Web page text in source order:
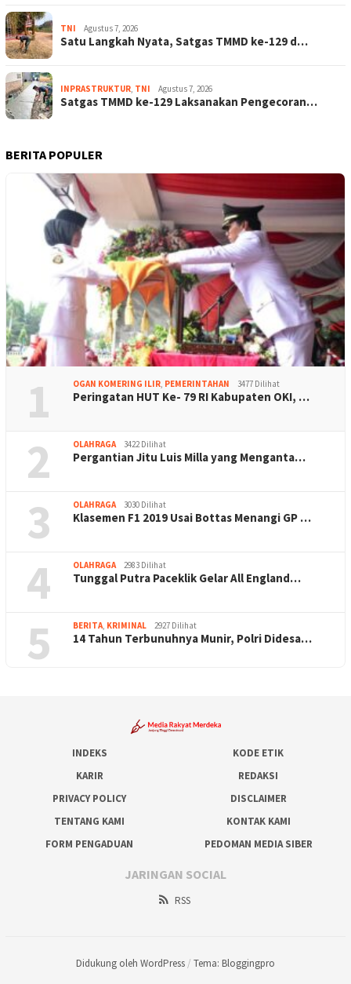
TNI Agustus 7, 2026
Satu Langkah Nyata, Satgas TMMD ke-129 d…
INPRASTRUKTUR, TNI Agustus 7, 2026
Satgas TMMD ke-129 Laksanakan Pengecoran…
BERITA POPULER
1 OGAN KOMERING ILIR, PEMERINTAHAN 3477 Dilihat
Peringatan HUT Ke- 79 RI Kabupaten OKI, …
2 OLAHRAGA 3422 Dilihat
Pergantian Jitu Luis Milla yang Menganta…
3 OLAHRAGA 3030 Dilihat
Klasemen F1 2019 Usai Bottas Menangi GP …
4 OLAHRAGA 2983 Dilihat
Tunggal Putra Paceklik Gelar All England…
5 BERITA, KRIMINAL 2927 Dilihat
14 Tahun Terbunuhnya Munir, Polri Didesa…
INDEKS
KODE ETIK
KARIR
REDAKSI
PRIVACY POLICY
DISCLAIMER
TENTANG KAMI
KONTAK KAMI
FORM PENGADUAN
PEDOMAN MEDIA SIBER
JARINGAN SOCIAL
RSS
Didukung oleh WordPress / Tema: Bloggingpro